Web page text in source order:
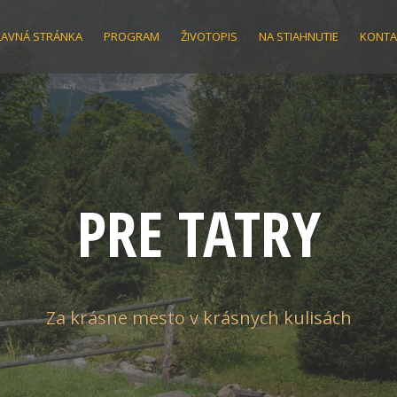
STRÁNKA PROGRAM ŽIVOTOPIS NA STIAHNUTIE
PRE TATRY
Za krásne mesto v krásnych kulisách